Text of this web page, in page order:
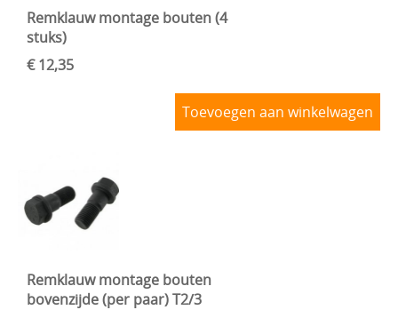
Remklauw montage bouten (4
stuks)
€ 12,35
Toevoegen aan winkelwagen
Remklauw montage bouten
bovenzijde (per paar) T2/3